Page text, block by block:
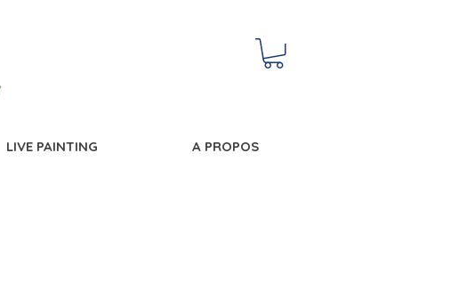
LIVE PAINTING A PROPOS